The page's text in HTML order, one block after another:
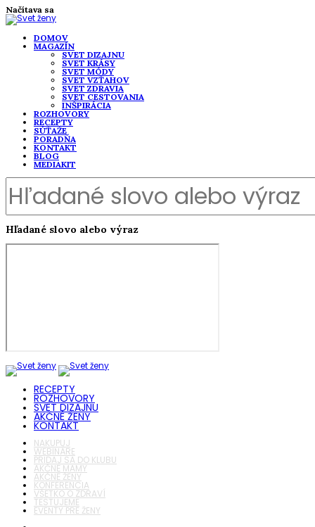
Načítava sa
DOMOV
MAGAZÍN
SVET DIZAJNU
SVET KRÁSY
SVET MÓDY
SVET VZŤAHOV
SVET ZDRAVIA
SVET CESTOVANIA
INŠPIRÁCIA
ROZHOVORY
RECEPTY
SÚŤAŽE
PORADŇA
KONTAKT
BLOG
MEDIAKIT
Hľadané slovo alebo výraz
RECEPTY
ROZHOVORY
SVET DIZAJNU
AKČNÉ ŽENY
KONTAKT
NAKUPUJ
WEBINÁRE
PRIDAJ SA DO KLUBU
AKČNÉ MAMY
AKČNÉ ŽENY
KONFERENCIA
VŠETKO O ZDRAVÍ
TESTUJEME
EVENTY PRE ŽENY